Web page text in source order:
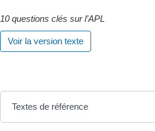
10 questions clés sur l’APL
Voir la version texte
Textes de référence